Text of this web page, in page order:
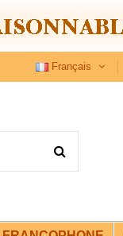
Français